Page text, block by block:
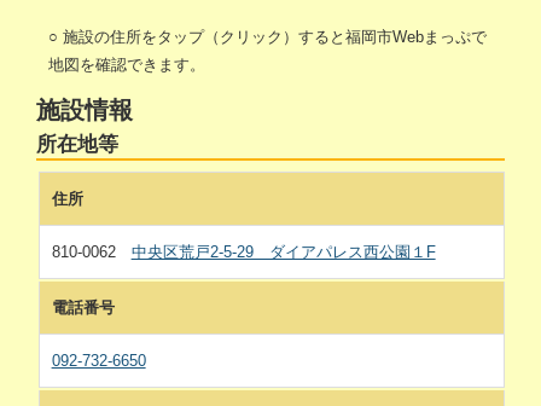
○ 施設の住所をタップ（クリック）すると福岡市Webまっぷで
地図を確認できます。
施設情報
所在地等
住所
810-0062 中央区荒戸2-5-29 ダイアパレス西公園１F
電話番号
092-732-6650